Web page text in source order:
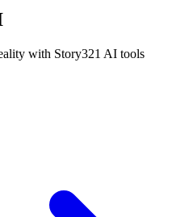
with Story321 AI tools